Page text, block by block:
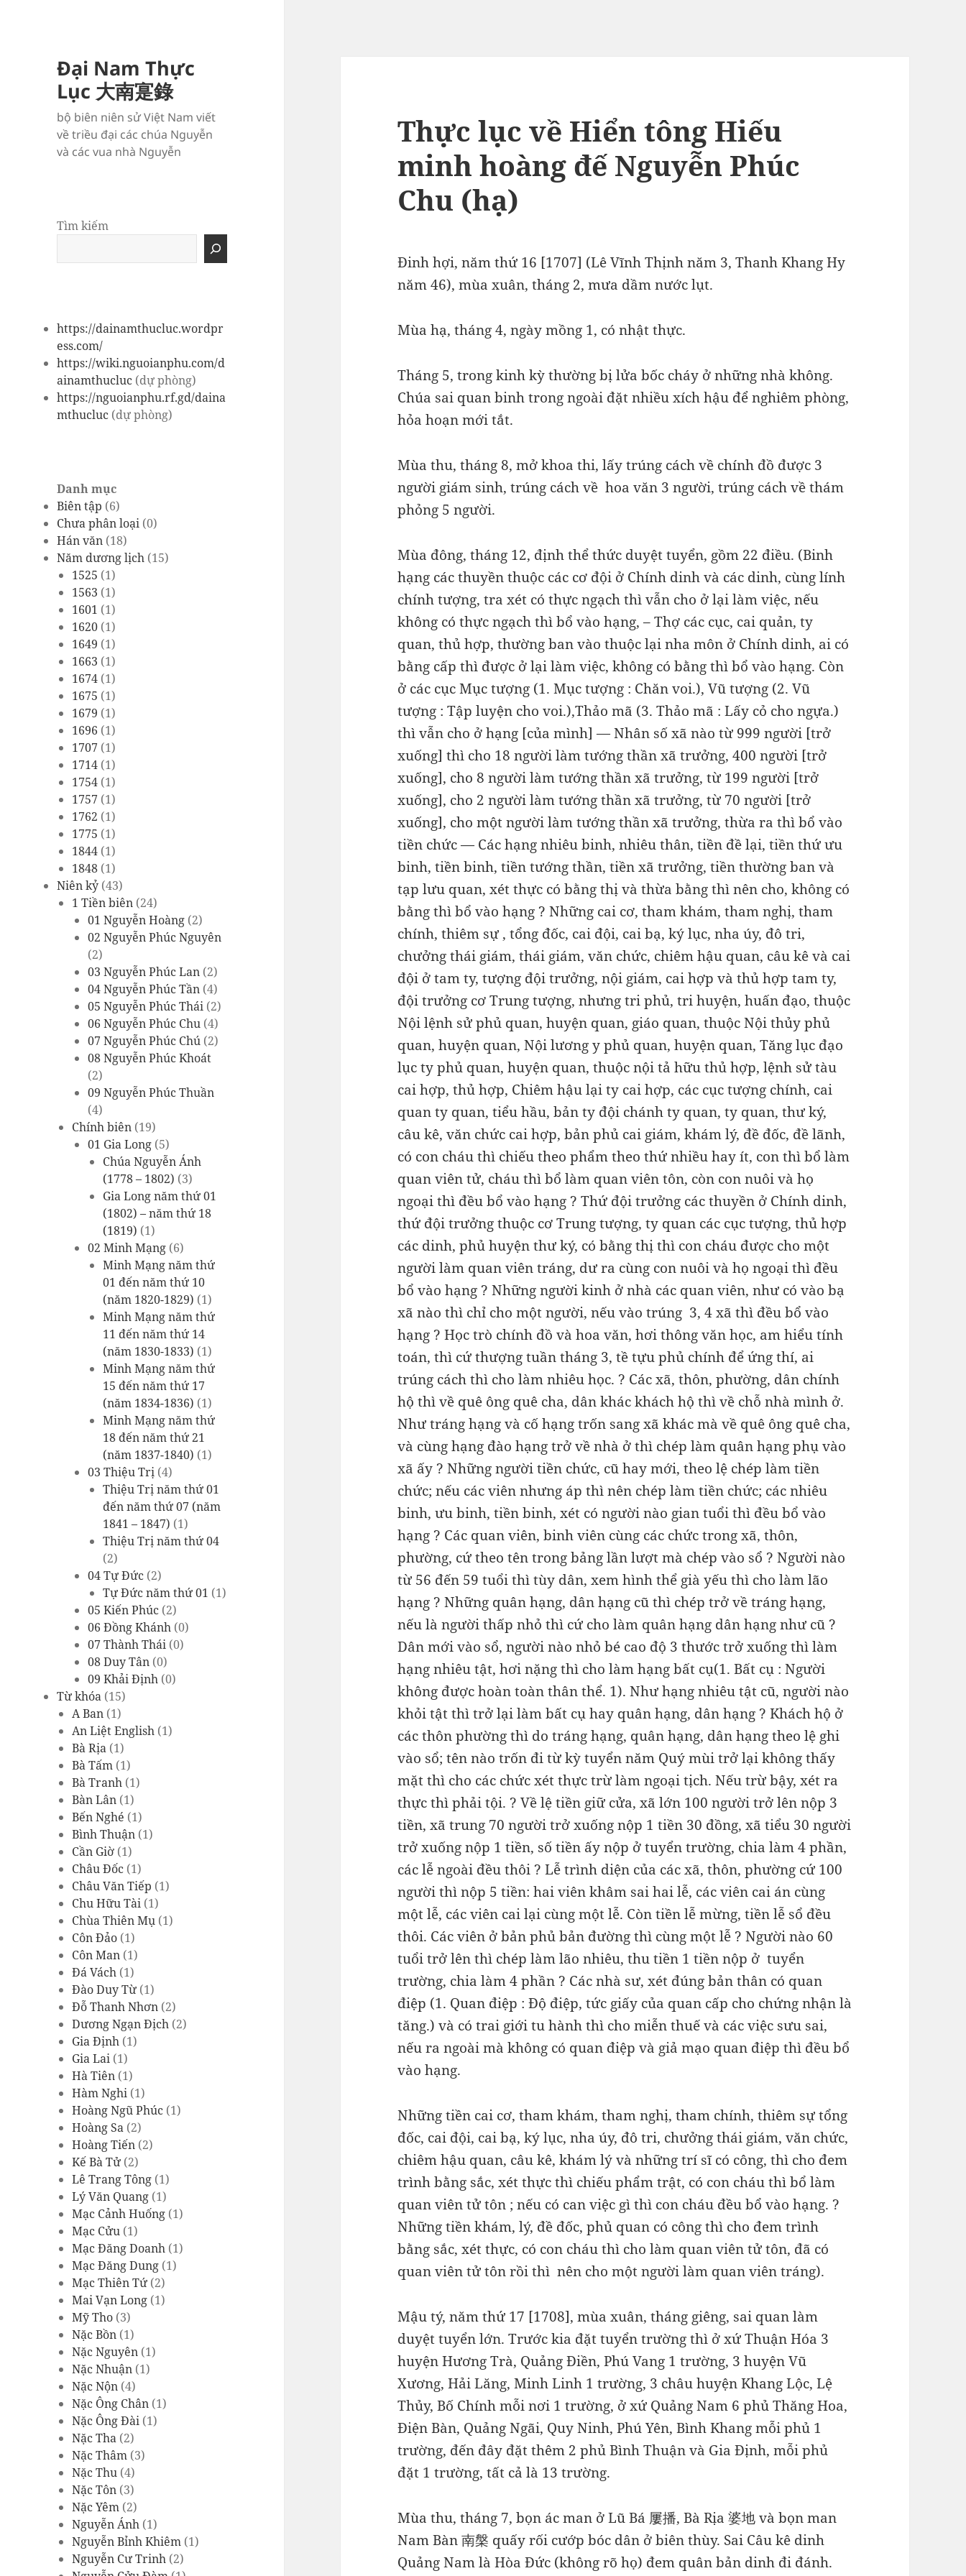
Đại Nam Thực
Lục 大南寔錄
bộ biên niên sử Việt Nam viết
về triều đại các chúa Nguyễn
và các vua nhà Nguyễn
Tìm kiếm
https://dainamthucluc.wordpr
ess.com/
https://wiki.nguoianphu.com/d
ainamthucluc (dự phòng)
https://nguoianphu.rf.gd/daina
mthucluc (dự phòng)
Danh mục
Biên tập (6)
Chưa phân loại (0)
Hán văn (18)
Năm dương lịch (15)
1525 (1)
1563 (1)
1601 (1)
1620 (1)
1649 (1)
1663 (1)
1674 (1)
1675 (1)
1679 (1)
1696 (1)
1707 (1)
1714 (1)
1754 (1)
1757 (1)
1762 (1)
1775 (1)
1844 (1)
1848 (1)
Niên kỷ (43)
1 Tiền biên (24)
01 Nguyễn Hoàng(2)
02 Nguyễn Phúc Nguyên
(2)
03 Nguyễn Phúc Lan(2)
04 Nguyễn Phúc Tần(4)
05 Nguyễn Phúc Thái(2)
06 Nguyễn Phúc Chu(4)
07 Nguyễn Phúc Chú(2)
08 Nguyễn Phúc Khoát
(2)
09 Nguyễn Phúc Thuần
(4)
Chính biên (19)
01 Gia Long(5)
Chúa Nguyễn Ánh
(1778 – 1802) (3)
Gia Long năm thứ 01
(1802) – năm thứ 18
(1819) (1)
02 Minh Mạng(6)
Minh Mạng năm thứ
01 đến năm thứ 10
(năm 1820-1829) (1)
Minh Mạng năm thứ
11 đến năm thứ 14
(năm 1830-1833) (1)
Minh Mạng năm thứ
15 đến năm thứ 17
(năm 1834-1836) (1)
Minh Mạng năm thứ
18 đến năm thứ 21
(năm 1837-1840) (1)
03 Thiệu Trị(4)
Thiệu Trị năm thứ 01
đến năm thứ 07 (năm
1841 – 1847) (1)
Thiệu Trị năm thứ 04
(2)
04 Tự Đức(2)
Tự Đức năm thứ 01 (1)
05 Kiến Phúc(2)
06 Đồng Khánh(0)
07 Thành Thái(0)
08 Duy Tân(0)
09 Khải Định(0)
Từ khóa (15)
A Ban (1)
An Liệt English (1)
Bà Rịa (1)
Bà Tấm (1)
Bà Tranh (1)
Bàn Lân (1)
Bến Nghé (1)
Bình Thuận (1)
Cần Giờ (1)
Châu Đốc (1)
Châu Văn Tiếp (1)
Chu Hữu Tài (1)
Chùa Thiên Mụ (1)
Côn Đảo (1)
Côn Man (1)
Đá Vách (1)
Đào Duy Từ (1)
Đỗ Thanh Nhơn (2)
Dương Ngạn Địch (2)
Gia Định (1)
Gia Lai (1)
Hà Tiên (1)
Hàm Nghi (1)
Hoàng Ngũ Phúc (1)
Hoàng Sa (2)
Hoàng Tiến (2)
Kế Bà Tử (2)
Lê Trang Tông (1)
Lý Văn Quang (1)
Mạc Cảnh Huống (1)
Mạc Cửu (1)
Mạc Đăng Doanh (1)
Mạc Đăng Dung (1)
Mạc Thiên Tứ (2)
Mai Vạn Long (1)
Mỹ Tho (3)
Nặc Bồn (1)
Nặc Nguyên (1)
Nặc Nhuận (1)
Nặc Nộn (4)
Nặc Ông Chân (1)
Nặc Ông Đài (1)
Nặc Tha (2)
Nặc Thâm (3)
Nặc Thu (4)
Nặc Tôn (3)
Nặc Yêm (2)
Nguyễn Ánh (1)
Nguyễn Bỉnh Khiêm (1)
Nguyễn Cư Trinh (2)
Thực lục về Hiển tông Hiếu
minh hoàng đế Nguyễn Phúc
Chu (hạ)
Đinh hợi, năm thứ 16 [1707] (Lê Vĩnh Thịnh năm 3, Thanh Khang Hy
năm 46), mùa xuân, tháng 2, mưa dầm nước lụt.
Mùa hạ, tháng 4, ngày mồng 1, có nhật thực.
Tháng 5, trong kinh kỳ thường bị lửa bốc cháy ở những nhà không.
Chúa sai quan binh trong ngoài đặt nhiều xích hậu để nghiêm phòng,
hỏa hoạn mới tắt.
Mùa thu, tháng 8, mở khoa thi, lấy trúng cách về chính đồ được 3
người giám sinh, trúng cách về hoa văn 3 người, trúng cách về thám
phỏng 5 người.
Mùa đông, tháng 12, định thể thức duyệt tuyển, gồm 22 điều. (Binh
hạng các thuyền thuộc các cơ đội ở Chính dinh và các dinh, cùng lính
chính tượng, tra xét có thực ngạch thì vẫn cho ở lại làm việc, nếu
không có thực ngạch thì bổ vào hạng, – Thợ các cục, cai quản, ty
quan, thủ hợp, thường ban vào thuộc lại nha môn ở Chính dinh, ai có
bằng cấp thì được ở lại làm việc, không có bằng thì bổ vào hạng. Còn
ở các cục Mục tượng (1. Mục tượng : Chăn voi.), Vũ tượng (2. Vũ
tượng : Tập luyện cho voi.),Thảo mã (3. Thảo mã : Lấy cỏ cho ngựa.)
thì vẫn cho ở hạng [của mình] — Nhân số xã nào từ 999 người [trở
xuống] thì cho 18 người làm tướng thần xã trưởng, 400 người [trở
xuống], cho 8 người làm tướng thần xã trưởng, từ 199 người [trở
xuống], cho 2 người làm tướng thần xã trưởng, từ 70 người [trở
xuống], cho một người làm tướng thần xã trưởng, thừa ra thì bổ vào
tiền chức — Các hạng nhiêu binh, nhiêu thân, tiền đề lại, tiền thứ ưu
binh, tiền binh, tiền tướng thần, tiền xã trưởng, tiền thường ban và
tạp lưu quan, xét thực có bằng thị và thừa bằng thì nên cho, không có
bằng thì bổ vào hạng ? Những cai cơ, tham khám, tham nghị, tham
chính, thiêm sự , tổng đốc, cai đội, cai bạ, ký lục, nha úy, đô tri,
chưởng thái giám, thái giám, văn chức, chiêm hậu quan, câu kê và cai
đội ở tam ty, tượng đội trưởng, nội giám, cai hợp và thủ hợp tam ty,
đội trưởng cơ Trung tượng, nhưng tri phủ, tri huyện, huấn đạo, thuộc
Nội lệnh sử phủ quan, huyện quan, giáo quan, thuộc Nội thủy phủ
quan, huyện quan, Nội lương y phủ quan, huyện quan, Tăng lục đạo
lục ty phủ quan, huyện quan, thuộc nội tả hữu thủ hợp, lệnh sử tàu
cai hợp, thủ hợp, Chiêm hậu lại ty cai hợp, các cục tượng chính, cai
quan ty quan, tiểu hầu, bản ty đội chánh ty quan, ty quan, thư ký,
câu kê, văn chức cai hợp, bản phủ cai giám, khám lý, đề đốc, đề lãnh,
có con cháu thì chiếu theo phẩm theo thứ nhiều hay ít, con thì bổ làm
quan viên tử, cháu thì bổ làm quan viên tôn, còn con nuôi và họ
ngoại thì đều bổ vào hạng ? Thứ đội trưởng các thuyền ở Chính dinh,
thứ đội trưởng thuộc cơ Trung tượng, ty quan các cục tượng, thủ hợp
các dinh, phủ huyện thư ký, có bằng thị thì con cháu được cho một
người làm quan viên tráng, dư ra cùng con nuôi và họ ngoại thì đều
bổ vào hạng ? Những người kinh ở nhà các quan viên, như có vào bạ
xã nào thì chỉ cho một người, nếu vào trúng 3, 4 xã thì đều bổ vào
hạng ? Học trò chính đồ và hoa văn, hơi thông văn học, am hiểu tính
toán, thì cứ thượng tuần tháng 3, tề tựu phủ chính để ứng thí, ai
trúng cách thì cho làm nhiêu học. ? Các xã, thôn, phường, dân chính
hộ thì về quê ông quê cha, dân khác khách hộ thì về chỗ nhà mình ở.
Như tráng hạng và cố hạng trốn sang xã khác mà về quê ông quê cha,
và cùng hạng đào hạng trở về nhà ở thì chép làm quân hạng phụ vào
xã ấy ? Những người tiền chức, cũ hay mới, theo lệ chép làm tiền
chức; nếu các viên nhưng áp thì nên chép làm tiền chức; các nhiêu
binh, ưu binh, tiền binh, xét có người nào gian tuổi thì đều bổ vào
hạng ? Các quan viên, binh viên cùng các chức trong xã, thôn,
phường, cứ theo tên trong bảng lần lượt mà chép vào sổ ? Người nào
từ 56 đến 59 tuổi thì tùy dân, xem hình thể già yếu thì cho làm lão
hạng ? Những quân hạng, dân hạng cũ thì chép trở về tráng hạng,
nếu là người thấp nhỏ thì cứ cho làm quân hạng dân hạng như cũ ?
Dân mới vào sổ, người nào nhỏ bé cao độ 3 thước trở xuống thì làm
hạng nhiêu tật, hơi nặng thì cho làm hạng bất cụ(1. Bất cụ : Người
không được hoàn toàn thân thể. 1). Như hạng nhiêu tật cũ, người nào
khỏi tật thì trở lại làm bất cụ hay quân hạng, dân hạng ? Khách hộ ở
các thôn phường thì do tráng hạng, quân hạng, dân hạng theo lệ ghi
vào sổ; tên nào trốn đi từ kỳ tuyển năm Quý mùi trở lại không thấy
mặt thì cho các chức xét thực trừ làm ngoại tịch. Nếu trừ bậy, xét ra
thực thì phải tội. ? Về lệ tiền giữ cửa, xã lớn 100 người trở lên nộp 3
tiền, xã trung 70 người trở xuống nộp 1 tiền 30 đồng, xã tiểu 30 người
trở xuống nộp 1 tiền, số tiền ấy nộp ở tuyển trường, chia làm 4 phần,
các lễ ngoài đều thôi ? Lễ trình diện của các xã, thôn, phường cứ 100
người thì nộp 5 tiền: hai viên khâm sai hai lễ, các viên cai án cùng
một lễ, các viên cai lại cùng một lễ. Còn tiền lễ mừng, tiền lễ sổ đều
thôi. Các viên ở bản phủ bản đường thì cùng một lễ ? Người nào 60
tuổi trở lên thì chép làm lão nhiêu, thu tiền 1 tiền nộp ở tuyển
trường, chia làm 4 phần ? Các nhà sư, xét đúng bản thân có quan
điệp (1. Quan điệp : Độ điệp, tức giấy của quan cấp cho chứng nhận là
tăng.) và có trai giới tu hành thì cho miễn thuế và các việc sưu sai,
nếu ra ngoài mà không có quan điệp và giả mạo quan điệp thì đều bổ
vào hạng.
Những tiền cai cơ, tham khám, tham nghị, tham chính, thiêm sự tổng
đốc, cai đội, cai bạ, ký lục, nha úy, đô tri, chưởng thái giám, văn chức,
chiêm hậu quan, câu kê, khám lý và những trí sĩ có công, thì cho đem
trình bằng sắc, xét thực thì chiếu phẩm trật, có con cháu thì bổ làm
quan viên tử tôn ; nếu có can việc gì thì con cháu đều bổ vào hạng. ?
Những tiền khám, lý, đề đốc, phủ quan có công thì cho đem trình
bằng sắc, xét thực, có con cháu thì cho làm quan viên tử tôn, đã có
quan viên tử tôn rồi thì nên cho một người làm quan viên tráng).
Mậu tý, năm thứ 17 [1708], mùa xuân, tháng giêng, sai quan làm
duyệt tuyển lớn. Trước kia đặt tuyển trường thì ở xứ Thuận Hóa 3
huyện Hương Trà, Quảng Điền, Phú Vang 1 trường, 3 huyện Vũ
Xương, Hải Lăng, Minh Linh 1 trường, 3 châu huyện Khang Lộc, Lệ
Thủy, Bố Chính mỗi nơi 1 trường, ở xứ Quảng Nam 6 phủ Thăng Hoa,
Điện Bàn, Quảng Ngãi, Quy Ninh, Phú Yên, Bình Khang mỗi phủ 1
trường, đến đây đặt thêm 2 phủ Bình Thuận và Gia Định, mỗi phủ
đặt 1 trường, tất cả là 13 trường.
Mùa thu, tháng 7, bọn ác man ở Lũ Bá 屢播, Bà Rịa 婆地 và bọn man
Nam Bàn 南槃 quấy rối cướp bóc dân ở biên thùy. Sai Câu kê dinh
Quảng Nam là Hòa Đức (không rõ họ) đem quân bản dinh đi đánh.